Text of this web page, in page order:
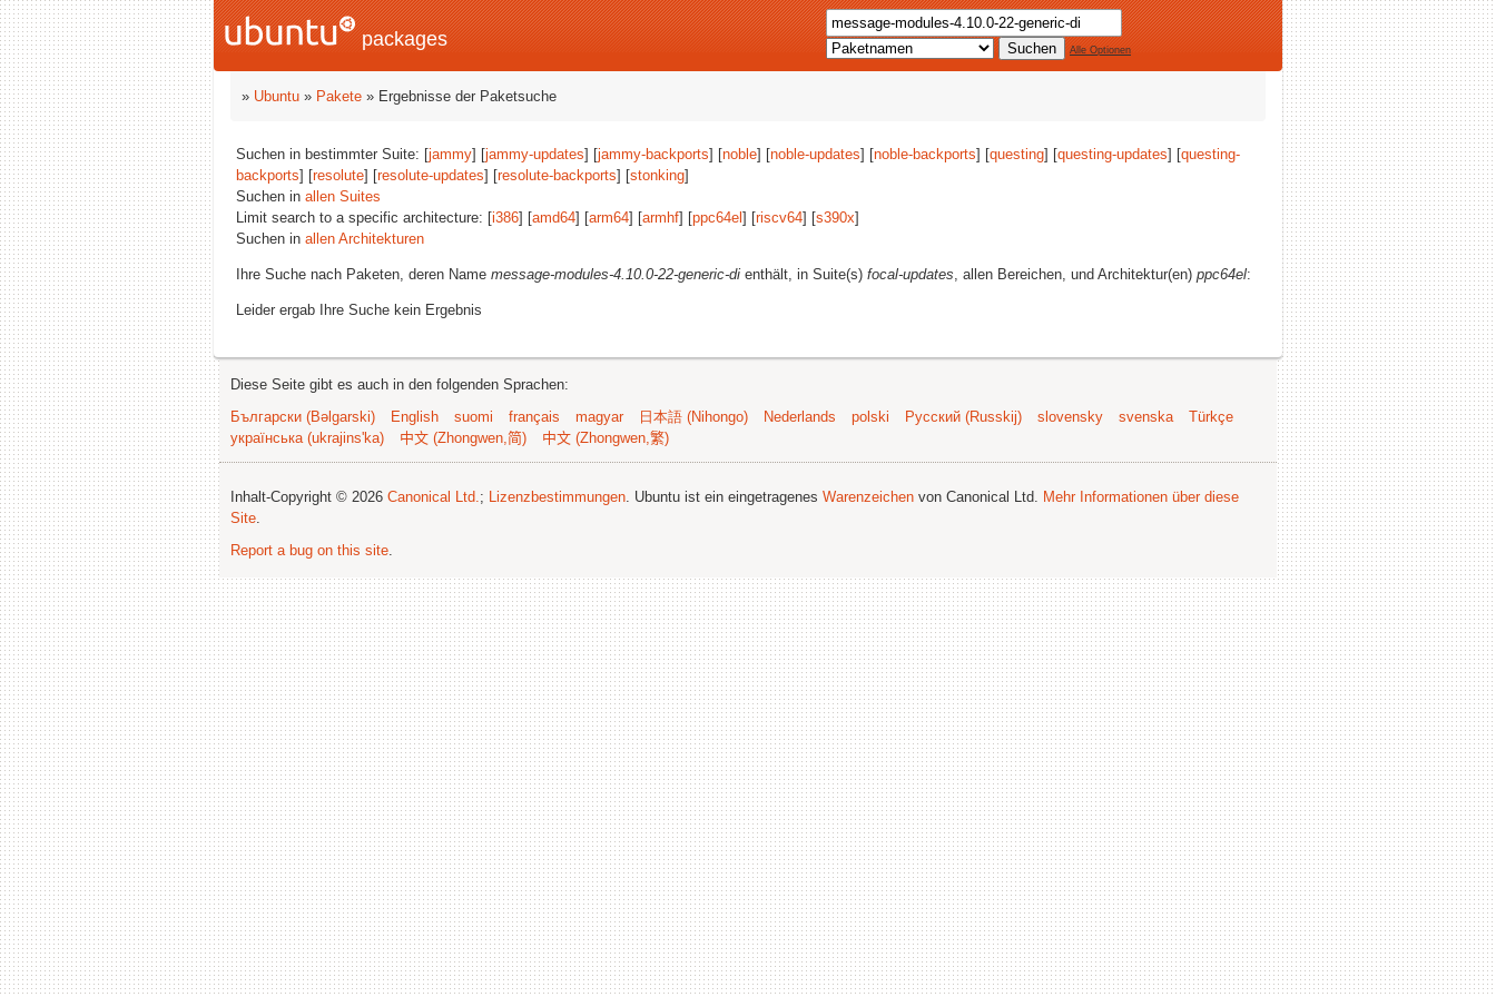
packages Alle Optionen
» Ubuntu » Pakete » Ergebnisse der Paketsuche
Suchen in bestimmter Suite: [jammy] [jammy-updates] [jammy-backports] [noble] [noble-updates] [noble-backports] [questing] [questing-updates] [questing-
backports] [resolute] [resolute-updates] [resolute-backports] [stonking]
Suchen in allen Suites
Limit search to a specific architecture: [i386] [amd64] [arm64] [armhf] [ppc64el ] [riscv64] [s390x]
Suchen in allen Architekturen
Ihre Suche nach Paketen, deren Name message-modules-4.10.0-22-generic-di enthält, in Suite(s) focal-updates, allen Bereichen, und Architektur(en) ppc64el:
Leider ergab Ihre Suche kein Ergebnis
Diese Seite gibt es auch in den folgenden Sprachen:
Български (Bəlgarski)
English suomi français magyar 日本語 (Nihongo) Nederlands polski Русский (Russkij) slovensky svenska
Türkçe
українська (ukrajins'ka)
中文 (Zhongwen,简) 中文 (Zhongwen,繁)
Inhalt-Copyright © 2026 Canonical Ltd.; Lizenzbestimmungen. Ubuntu ist ein eingetragenes Warenzeichen von Canonical Ltd. Mehr Informationen über diese
Site.
Report a bug on this site.